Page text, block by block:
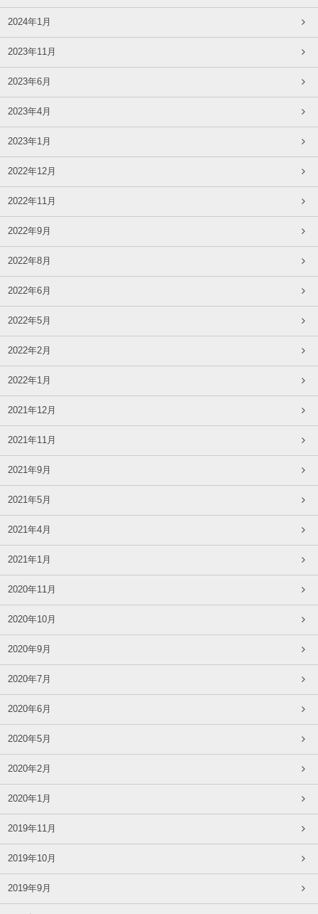
2024年1月
2023年11月
2023年6月
2023年4月
2023年1月
2022年12月
2022年11月
2022年9月
2022年8月
2022年6月
2022年5月
2022年2月
2022年1月
2021年12月
2021年11月
2021年9月
2021年5月
2021年4月
2021年1月
2020年11月
2020年10月
2020年9月
2020年7月
2020年6月
2020年5月
2020年2月
2020年1月
2019年11月
2019年10月
2019年9月